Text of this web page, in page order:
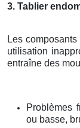
3. Tablier
Les
utilisation
entraîne des
Problèmes
ou basse,